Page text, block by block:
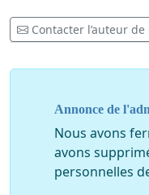
Contacter l’auteur
Annonce de
Nous avons
avons
personnelles